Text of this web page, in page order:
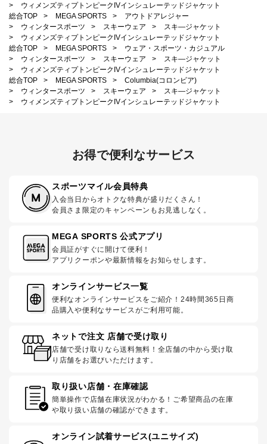
>
ウィメンズティプトンピークIVインシュレーテッドジャケット
総合TOP
> MEGA SPORTS >
アウトドアレジャー
>
ウィンタースポーツ > スキーウェア >
スキ―ジャケット
>
ウィメンズティプトンピークIVインシュレーテッドジャケット
総合TOP
> MEGA SPORTS >
ウェア・スポーツ・カジュアル
>
ウィンタースポーツ > スキーウェア >
スキ―ジャケット
>
ウィメンズティプトンピークIVインシュレーテッドジャケット
総合TOP
> MEGA SPORTS >
Columbia(コロンビア)
>
ウィンタースポーツ > スキーウェア >
スキ―ジャケット
>
ウィメンズティプトンピークIVインシュレーテッドジャケット
お得で便利なサービス
スポーツマイル会員特典
入会当日からオトクな特典が盛りだくさん！
会員さま限定のキャンペーンもお見逃しなく。
MEGA SPORTS 公式アプリ
会員証がすぐに開けて便利！
アプリクーポンや最新情報をお知らせします。
オンラインサービス一覧
便利なオンラインサービスをご紹介！24時間365日商
品購入や便利なサービスがご利用可能。
ネットで注文 店舗で受け取り
店舗で受け取りなら送料無料！全店舗の中から受け取
り店舗をお選びいただけます。
取り扱い店舗・在庫確認
簡単操作で店舗在庫状況がわかる！ご希望商品の在庫
や取り扱い店舗の確認ができます。
オンライン試着サービス(ユニサイズ)